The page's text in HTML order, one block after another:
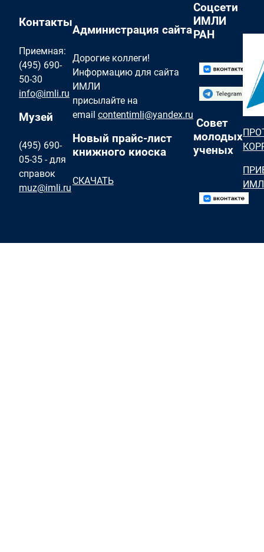
Контакты
Приемная:
(495) 690-
50-30
info@imli.ru
Музей
(495) 690-
05-35 - для
справок
muz@imli.ru
Администрация сайта
Дорогие коллеги!
Информацию для сайта
ИМЛИ
присылайте на
email contentimli@yandex.ru
Новый прайс-лист
книжного киоска
СКАЧАТЬ
Соцсети
ИМЛИ
РАН
Совет
молодых
ученых